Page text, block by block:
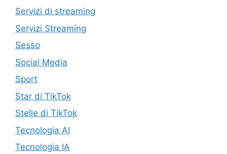
Servizi di streaming
Servizi Streaming
Sesso
Social Media
Sport
Star di TikTok
Stelle di TikTok
Tecnologia AI
Tecnologia IA